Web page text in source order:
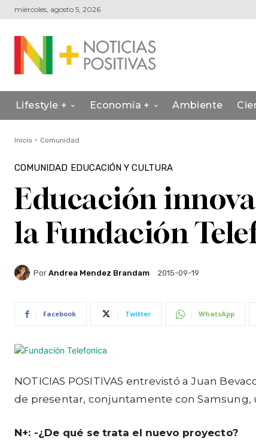
miércoles, agosto 5, 2026
Lifestyle + Economía + Ambiente
Inicio Comunidad
COMUNIDAD EDUCACIÓN Y CULTURA
Educación
la Fundación
Por Andrea Mendez Brandam 2015-09-19
Facebook Twitter WhatsApp
NOTICIAS POSITIVAS entrevistó a Juan
de presentar, conjuntamente con Samsung,
N+: -¿De qué se trata el nuevo proyecto?